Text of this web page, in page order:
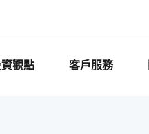
觀點 客戶服務